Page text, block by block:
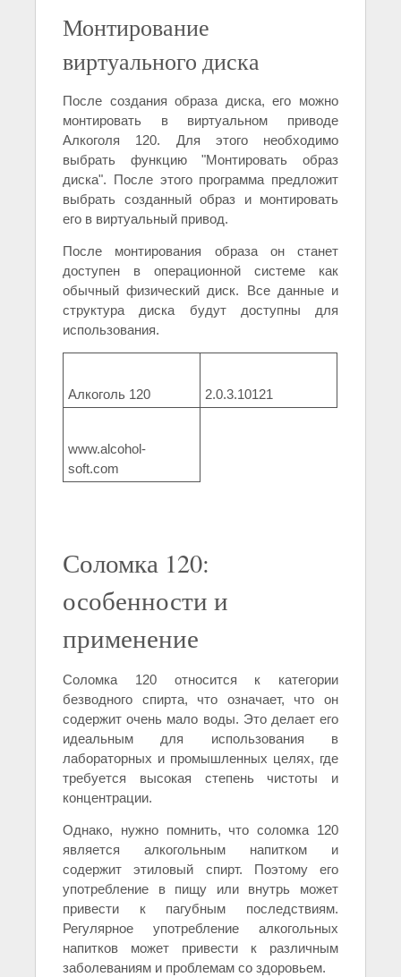
Монтирование
виртуального диска
После создания образа диска, его можно
монтировать в виртуальном приводе
Алкоголя 120. Для этого необходимо
выбрать функцию "Монтировать образ
диска". После этого программа предложит
выбрать созданный образ и монтировать
его в виртуальный привод.
После монтирования образа он станет
доступен в операционной системе как
обычный физический диск. Все данные и
структура диска будут доступны для
использования.
Алкоголь 120 2.0.3.10121
www.alcohol-
soft.com
Соломка 120:
особенности и
применение
Соломка 120 относится к категории
безводного спирта, что означает, что он
содержит очень мало воды. Это делает его
идеальным для использования в
лабораторных и промышленных целях, где
требуется высокая степень чистоты и
концентрации.
Однако, нужно помнить, что соломка 120
является алкогольным напитком и
содержит этиловый спирт. Поэтому его
употребление в пищу или внутрь может
привести к пагубным последствиям.
Регулярное употребление алкогольных
напитков может привести к различным
заболеваниям и проблемам со здоровьем.